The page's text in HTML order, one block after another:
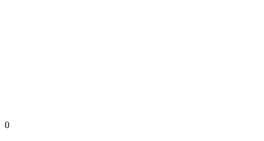
0